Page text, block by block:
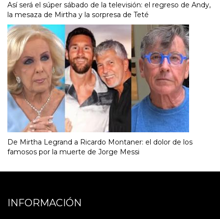
Así será el súper sábado de la televisión: el regreso de Andy,
la mesaza de Mirtha y la sorpresa de Teté
De Mirtha Legrand a Ricardo Montaner: el dolor de los
famosos por la muerte de Jorge Messi
INFORMACIÓN